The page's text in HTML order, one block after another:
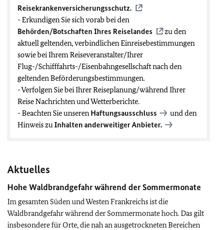
Reisekrankenversicherungsschutz.
- Erkundigen Sie sich vorab bei den
Behörden/Botschaften Ihres Reiselandes
zu den
aktuell geltenden, verbindlichen Einreisebestimmungen
sowie bei Ihrem Reiseveranstalter/Ihrer
Flug-/Schifffahrts-/Eisenbahngesellschaft nach den
geltenden Beförderungsbestimmungen.
- Verfolgen Sie bei Ihrer Reiseplanung/während Ihrer
Reise Nachrichten und Wetterberichte.
- Beachten Sie unseren Haftungsausschluss
und den
Hinweis zuInhalten anderweitiger Anbieter.
Aktuelles
Hohe Waldbrandgefahr während der Sommermonate
Im gesamten Süden und Westen Frankreichs ist die
Waldbrandgefahr während der Sommermonate hoch. Das gilt
insbesondere für Orte, die nah an ausgetrockneten Bereichen